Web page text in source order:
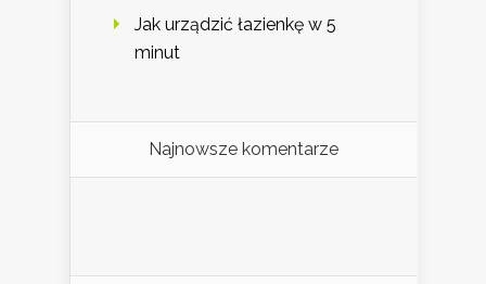
Jak urządzić łazienkę w 5
minut
Najnowsze komentarze